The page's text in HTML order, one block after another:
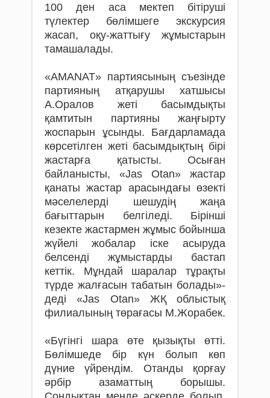
100 ден аса мектеп бітіруші
түлектер бөлімшеге экскурсия
жасап, оқу-жаттығу жұмыстарын
тамашалады.
«AMANAT» партиясының съезінде
партияның атқарушы хатшысы
А.Оралов жеті басымдықты
қамтитын партияны жаңғырту
жоспарын ұсынды. Бағдарламада
көрсетілген жеті басымдықтың бірі
жастарға қатысты. Осыған
байланысты, «Jas Otan» жастар
қанаты жастар арасындағы өзекті
мәселелерді шешудің жаңа
бағыттарын белгіледі. Бірінші
кезекте жастармен жұмыс бойынша
жүйелі жобалар іске асыруда
белсенді жұмыстарды бастап
кеттік. Мұндай шаралар тұрақты
түрде жалғасын табатын болады»-
деді «Jas Otan» ЖҚ облыстық
филиалының төрағасы М.Жорабек.
«Бүгінгі шара өте қызықты өтті.
Бөлімшеде бір күн болып көп
дүние үйрендім. Отанды қорғау
әрбір азаматтың борышы.